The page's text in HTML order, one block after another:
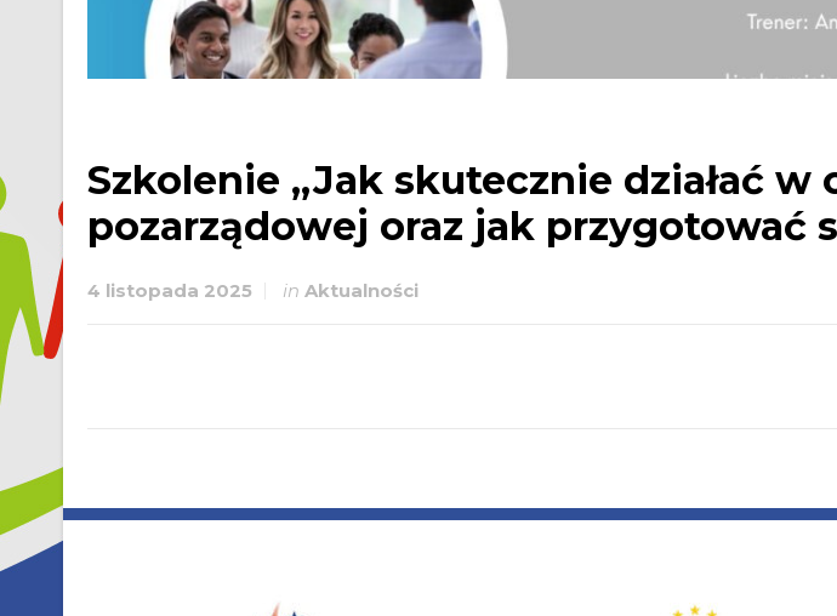
Szkolenie „Jak skutecznie działać w
pozarządowej oraz jak przygotować
4 listopada 2025 in Aktualności